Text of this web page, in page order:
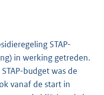
STAP-
in werking getreden.
budget was de
vanaf de start in